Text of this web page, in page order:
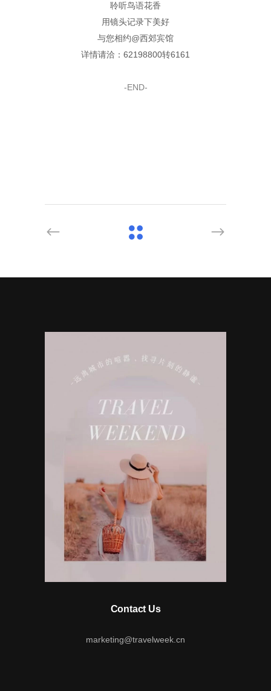
聆听鸟语花香
用镜头记录下美好
与您相约@西郊宾馆
详情请洽：62198800转6161
-END-
Contact Us
marketing@travelweek.cn